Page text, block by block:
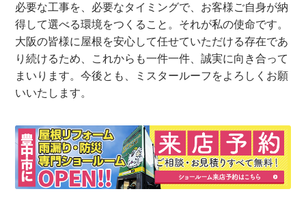
必要な工事を、必要なタイミングで、お客様ご自身が納
得して選べる環境をつくること。それが私の使命です。
大阪の皆様に屋根を安心して任せていただける存在であ
り続けるため、これからも一件一件、誠実に向き合って
まいります。今後とも、ミスタールーフをよろしくお願
いいたします。